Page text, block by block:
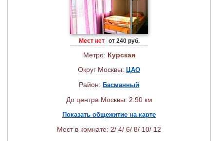
Мест нет от 240 руб.
Метро: Курская
Округ Москвы: ЦАО
Район: Басманный
До центра Москвы: 2.90 км
Показать общежитие на карте
Мест в комнате: 2/ 4/ 6/ 8/ 10/ 12